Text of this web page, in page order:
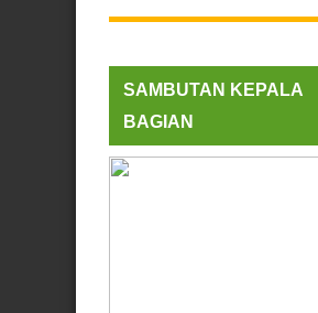
SAMBUTAN KEPALA
BAGIAN